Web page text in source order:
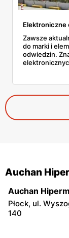
do klienta, by
Zakupy w
design, który
tych, których
poprzez podanie
łatwy sposób
newslettera
ofercie.
Elektroniczne
Zawsze
do marki i
odwiedzin.
Auchan
Auchan
Płock, ul.
140